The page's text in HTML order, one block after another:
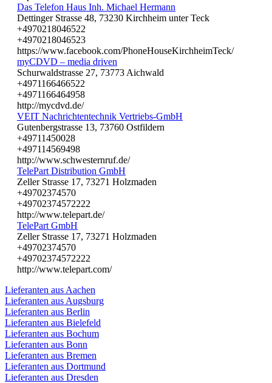
Das Telefon Haus Inh. Michael Hermann
Dettinger Strasse 48, 73230 Kirchheim unter Teck
+4970218046522
+4970218046523
https://www.facebook.com/PhoneHouseKirchheimTeck/
myCDVD – media driven
Schurwaldstrasse 27, 73773 Aichwald
+4971166466522
+4971166464958
http://mycdvd.de/
VEIT Nachrichtentechnik Vertriebs-GmbH
Gutenbergstrasse 13, 73760 Ostfildern
+49711450028
+497114569498
http://www.schwesternruf.de/
TelePart Distribution GmbH
Zeller Strasse 17, 73271 Holzmaden
+49702374570
+49702374572222
http://www.telepart.de/
TelePart GmbH
Zeller Strasse 17, 73271 Holzmaden
+49702374570
+49702374572222
http://www.telepart.com/
Lieferanten aus Aachen
Lieferanten aus Augsburg
Lieferanten aus Berlin
Lieferanten aus Bielefeld
Lieferanten aus Bochum
Lieferanten aus Bonn
Lieferanten aus Bremen
Lieferanten aus Dortmund
Lieferanten aus Dresden